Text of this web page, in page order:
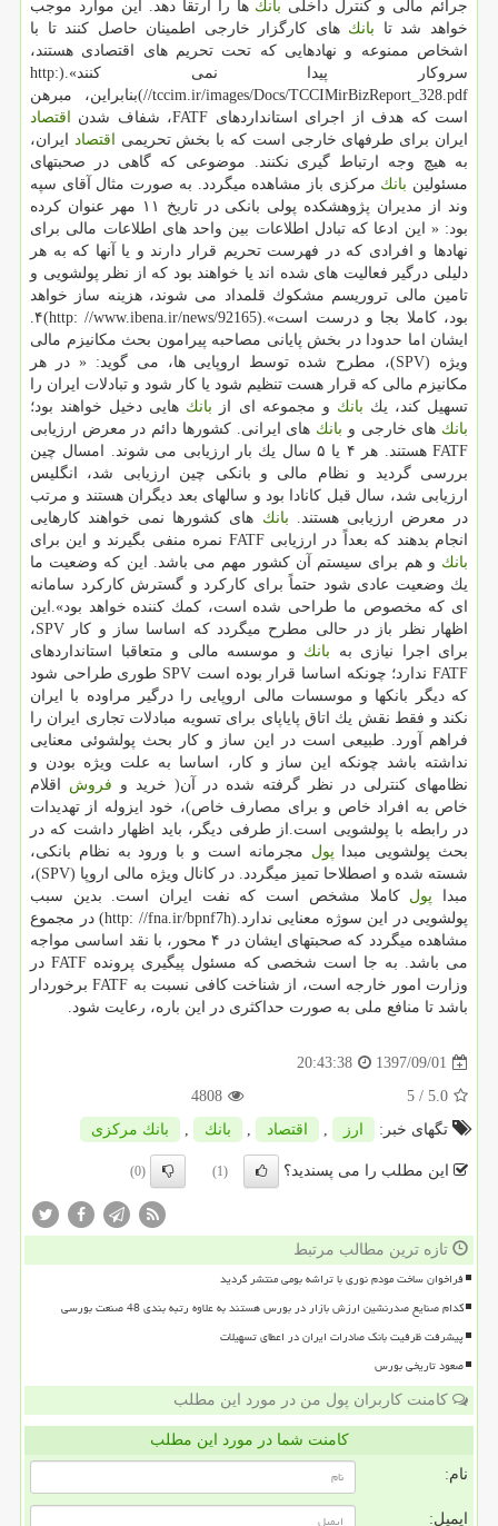
جرائم مالی و كنترل داخلی بانك ها را ارتقا دهد. این موارد موجب
خواهد شد تا بانك های كارگزار خارجی اطمینان حاصل كنند تا با
اشخاص ممنوعه و نهادهایی كه تحت تحریم های اقتصادی هستند،
سروكار پیدا نمی كنند».(http:
//tccim.ir/images/Docs/TCCIMirBizReport_328.pdf)بنابراین، مبرهن
است كه هدف از اجرای استانداردهای FATF، شفاف شدن
اقتصاد
ایران برای طرفهای خارجی است كه با بخش تحریمی اقتصاد ایران،
به هیچ وجه ارتباط گیری نكنند. موضوعی كه گاهی در صحبتهای
مسئولین بانك مركزی باز مشاهده میگردد. به صورت مثال آقای سپه
وند از مدیران پژوهشكده پولی بانكی در تاریخ ۱۱ مهر عنوان كرده
بود: « این ادعا كه تبادل اطلاعات بین واحد های اطلاعات مالی برای
نهادها و افرادی كه در فهرست تحریم قرار دارند و یا آنها كه به هر
دلیلی درگیر فعالیت های شده اند یا خواهند بود كه از نظر پولشویی و
تامین مالی تروریسم مشكوك قلمداد می شوند، هزینه ساز خواهد
ایشان اما حدودا در بخش پایانی مصاحبه پیرامون بحث مكانیزم مالی
ویژه (SPV)، مطرح شده توسط اروپایی ها، می گوید: « در هر
مكانیزم مالی كه قرار هست تنظیم شود یا كار شود و تبادلات ایران را
تسهیل كند، یك بانك و مجموعه ای از بانك هایی دخیل خواهند بود؛
بانك های خارجی و بانك های ایرانی. كشورها دائم در معرض ارزیابی
FATF هستند. هر ۴ یا ۵ سال یك بار ارزیابی می شوند. امسال چین
بررسی گردید و نظام مالی و بانكی چین ارزیابی شد، انگلیس
ارزیابی شد، سال قبل كانادا بود و سالهای بعد دیگران هستند و مرتب
در معرض ارزیابی هستند. بانك های كشورها نمی خواهند كارهایی
انجام بدهند كه بعداً در ارزیابی FATF نمره منفی بگیرند و این برای
بانك و هم برای سیستم آن كشور مهم می باشد. این كه وضعیت ما
یك وضعیت عادی شود حتماً برای كاركرد و گسترش كاركرد سامانه
ای كه مخصوص ما طراحی شده است، كمك كننده خواهد بود».این
اظهار نظر باز در حالی مطرح میگردد كه اساسا ساز و كار SPV،
برای اجرا نیازی به بانك و موسسه مالی و متعاقبا استانداردهای
FATF ندارد؛ چونكه اساسا قرار بوده است SPV طوری طراحی شود
كه دیگر بانكها و موسسات مالی اروپایی را درگیر مراوده با ایران
نكند و فقط نقش یك اتاق پایاپای برای تسویه مبادلات تجاری ایران را
فراهم آورد. طبیعی است در این ساز و كار بحث پولشوئی معنایی
نداشته باشد چونكه این ساز و كار، اساسا به علت ویژه بودن و
نظامهای كنترلی در نظر گرفته شده در آن( خرید و فروش اقلام
خاص به افراد خاص و برای مصارف خاص)، خود ایزوله از تهدیدات
در رابطه با پولشویی است.از طرفی دیگر، باید اظهار داشت كه در
بحث پولشویی مبدا پول مجرمانه است و با ورود به نظام بانكی،
شسته شده و اصطلاحا تمیز میگردد. در كانال ویژه مالی اروپا (SPV)،
مبدا پول كاملا مشخص است كه نفت ایران است. بدین سبب
پولشویی در این سوژه معنایی ندارد.(http: //fna.ir/bpnf7h) در مجموع
مشاهده میگردد كه صحبتهای ایشان در ۴ محور، با نقد اساسی مواجه
می باشد. به جا است شخصی كه مسئول پیگیری پرونده FATF در
وزارت امور خارجه است، از شناخت كافی نسبت به FATF برخوردار
باشد تا منافع ملی به صورت حداكثری در این باره، رعایت شود.
1397/09/01
20:43:38
5.0
/ 5
4808
تگهای خبر:
ارز , اقتصاد , بانك , بانك مركزی
این مطلب را می پسندید؟ (1)
(0)
تازه ترین مطالب مرتبط
فراخوان ساخت مودم نوری با تراشه بومی منتشر گردید
کدام صنایع صدرنشین ارزش بازار در بورس هستند به علاوه رتبه بندی 48 صنعت بورسی
پیشرفت ظرفیت بانک صادرات ایران در اعطای تسهیلات
صعود تاریخی بورس
کامنت کاربران پول من در مورد این مطلب
کامنت شما در مورد این مطلب
نام:
ایمیل: